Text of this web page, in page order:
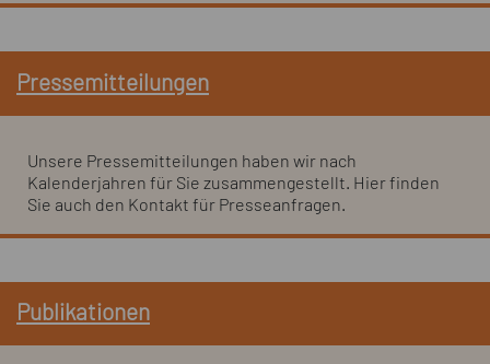
Pressemitteilungen
Unsere Pressemitteilungen haben wir nach
Kalenderjahren für Sie zusammengestellt. Hier finden
Sie auch den Kontakt für Presseanfragen.
Publikationen